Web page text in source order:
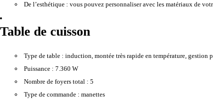
De l’esthétique : vous pouvez personnaliser avec les matériaux de
Table de cuisson
Type de table : induction, montée très rapide en température, gestion
Puissance : 7.360 W
Nombre de foyers total : 5
Type de commande : manettes